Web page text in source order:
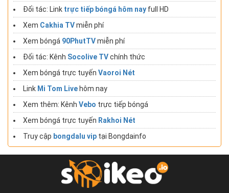
Đối tác: Link trực tiếp bóngá hôm nay full HD
Xem Cakhia TVmiễn phí
Xem bóngá 90PhutTVmiễn phí
Đối tác: Kênh Socolive TVchính thức
Xem bóngá trực tuyến Vaoroi Nét
Link Mi Tom Live hôm nay
Xem thêm: Kênh Vebo trực tiếp bóngá
Xem bóngá trực tuyến Rakhoi Nét
Truy cập bongdalu vip tại Bongdainfo